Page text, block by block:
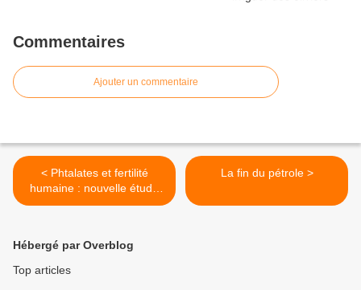
Commentaires
Ajouter un commentaire
< Phtalates et fertilité
humaine : nouvelle étude
française !
La fin du pétrole >
Hébergé par Overblog
Top articles